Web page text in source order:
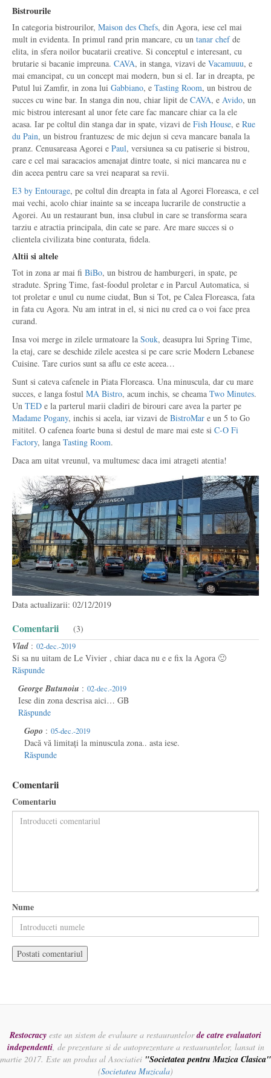
Bistrourile
In categoria bistrourilor, Maison des Chefs, din Agora, iese cel mai
mult in evidenta. In primul rand prin mancare, cu un tanar chefde
elita, in sfera noilor bucatarii creative. Si conceptul e interesant, cu
brutarie si bacanie impreuna. CAVA, in stanga, vizavi de Vacamuuu, e
mai emancipat, cu un concept mai modern, bun si el. Iar in dreapta, pe
Putul lui Zamfir, in zona lui Gabbiano, e Tasting Room, un bistrou de
succes cu wine bar. In stanga din nou, chiar lipit de CAVA, e Avido, un
mic bistrou interesant al unor fete care fac mancare chiar ca la ele
acasa. Iar pe coltul din stanga dar in spate, vizavi de Fish House, e Rue
du Pain, un bistrou frantuzesc de mic dejun si ceva mancare banala la
pranz. Cenusareasa Agorei e Paul, versiunea sa cu patiserie si bistrou,
care e cel mai saracacios amenajat dintre toate, si nici mancarea nu e
din aceea pentru care sa vrei neaparat sa revii.
E3 by Entourage, pe coltul din dreapta in fata al Agorei Floreasca, e cel
mai vechi, acolo chiar inainte sa se inceapa lucrarile de constructie a
Agorei. Au un restaurant bun, insa clubul in care se transforma seara
tarziu e atractia principala, din cate se pare. Are mare succes si o
clientela civilizata bine conturata, fidela.
Altii si altele
Tot in zona ar mai fi BiBo, un bistrou de hamburgeri, in spate, pe
stradute. Spring Time, fast-foodul proletar e in Parcul Automatica, si
tot proletar e unul cu nume ciudat, Bun si Tot, pe Calea Floreasca, fata
in fata cu Agora. Nu am intrat in el, si nici nu cred ca o voi face prea
curand.
Insa voi merge in zilele urmatoare la Souk, deasupra lui Spring Time,
la etaj, care se deschide zilele acestea si pe care scrie Modern Lebanese
Cuisine. Tare curios sunt sa aflu ce este aceea…
Sunt si cateva cafenele in Piata Floreasca. Una minuscula, dar cu mare
succes, e langa fostul MA Bistro, acum inchis, se cheama Two Minutes.
Un TED e la parterul marii cladiri de birouri care avea la parter pe
Madame Pogany, inchis si acela, iar vizavi de BistroMar e un 5 to Go
mititel. O cafenea foarte buna si destul de mare mai este si C-O Fi
Factory, langa Tasting Room.
Daca am uitat vreunul, va multumesc daca imi atrageti atentia!
Data actualizarii: 02/12/2019
Comentarii (3)
Vlad : 02-dec.-2019
Si sa nu uitam de Le Vivier , chiar daca nu e e fix la Agora 🙂
Răspunde
George Butunoiu : 02-dec.-2019
Iese din zona descrisa aici… GB
Răspunde
Gopo : 05-dec.-2019
Dacă vă limitați la minuscula zona.. asta iese.
Răspunde
Comentarii
Comentariu
Nume
Restocracy este un sistem de evaluare a restaurantelorde catre evaluatori
independenti, de prezentare si de autoprezentare a restaurantelor, lansat in
martie 2017. Este un produs al Asociatiei "Societatea pentru Muzica Clasica"
(Societatea Muzicala)